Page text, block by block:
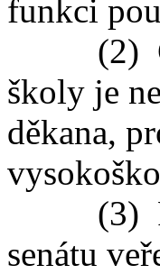
funkci
(2)
školy je
děkana,
(3)
senátu